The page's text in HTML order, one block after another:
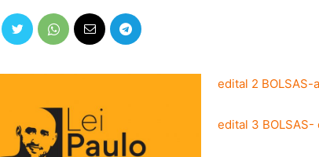
edital 2 BOLSAS-
edital 3 BOLSAS-